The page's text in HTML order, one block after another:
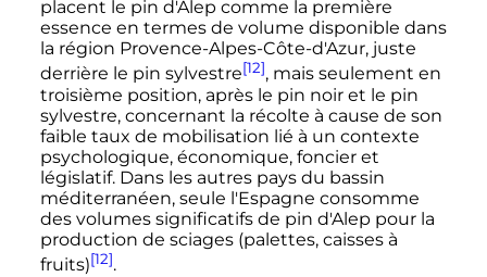
placent le pin d'Alep comme la première
essence en termes de volume disponible dans
la région Provence-Alpes-Côte-d'Azur, juste
derrière le pin sylvestre[12], mais seulement en
troisième position, après le pin noir et le pin
sylvestre, concernant la récolte à cause de son
faible taux de mobilisation lié à un contexte
psychologique, économique, foncier et
législatif. Dans les autres pays du bassin
méditerranéen, seule l'Espagne consomme
des volumes significatifs de pin d'Alep pour la
production de sciages (palettes, caisses à
fruits)[12].